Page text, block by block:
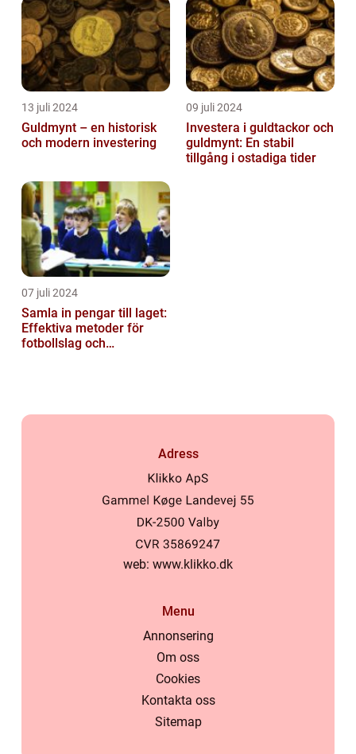
13 juli 2024
Guldmynt – en historisk
och modern investering
09 juli 2024
Investera i guldtackor och
guldmynt: En stabil
tillgång i ostadiga tider
07 juli 2024
Samla in pengar till laget:
Effektiva metoder för
fotbollslag och
Adress
web: www.klikko.dk
Menu
Annonsering
Om oss
Cookies
Kontakta oss
Sitemap